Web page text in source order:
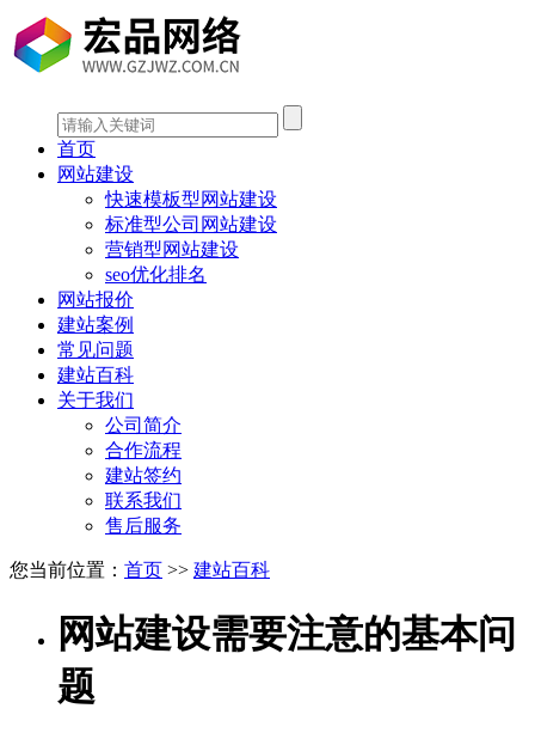
首页
网站建设
快速模板型网站建设
标准型公司网站建设
营销型网站建设
seo优化排名
网站报价
建站案例
常见问题
建站百科
关于我们
公司简介
合作流程
建站签约
联系我们
售后服务
您当前位置： 首页 >> 建站百科
网站建设需要注意的基本问
题